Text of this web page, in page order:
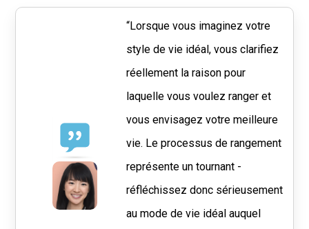
“Lorsque vous imaginez votre
style de vie idéal, vous clarifiez
réellement la raison pour
laquelle vous voulez ranger et
vous envisagez votre meilleure
vie. Le processus de rangement
représente un tournant -
réfléchissez donc sérieusement
au mode de vie idéal auquel